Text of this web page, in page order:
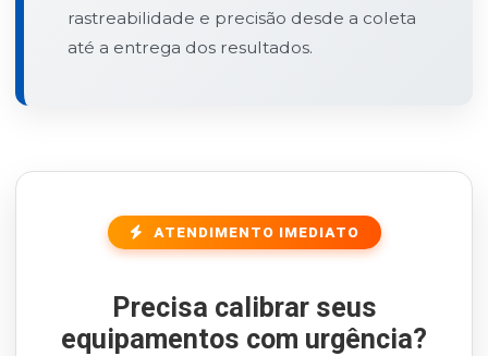
rastreabilidade e precisão desde a coleta
até a entrega dos resultados.
ATENDIMENTO IMEDIATO
Precisa calibrar seus
equipamentos com urgência?